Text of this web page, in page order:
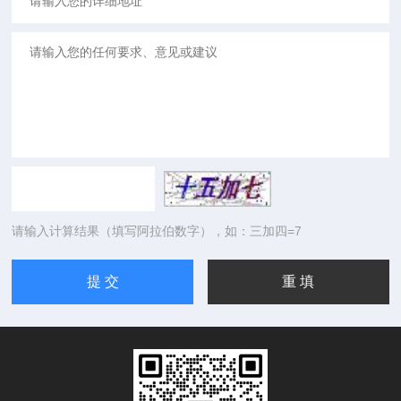
请输入计算结果（填写阿拉伯数字），如：三加四=7